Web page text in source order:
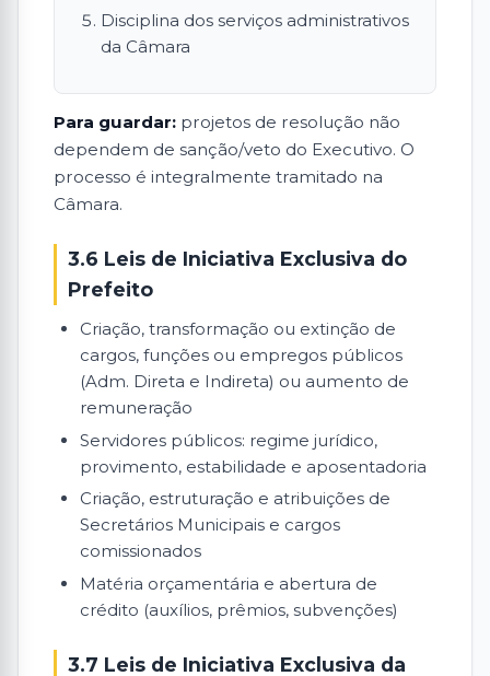
Disciplina dos serviços administrativos
da Câmara
Para guardar: projetos de resolução não
dependem de sanção/veto do Executivo. O
processo é integralmente tramitado na
Câmara.
3.6 Leis de Iniciativa Exclusiva do
Prefeito
Criação, transformação ou extinção de
cargos, funções ou empregos públicos
(Adm. Direta e Indireta) ou aumento de
remuneração
Servidores públicos: regime jurídico,
provimento, estabilidade e aposentadoria
Criação, estruturação e atribuições de
Secretários Municipais e cargos
comissionados
Matéria orçamentária e abertura de
crédito (auxílios, prêmios, subvenções)
3.7 Leis de Iniciativa Exclusiva da